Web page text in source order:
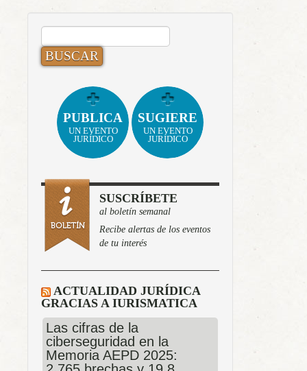
BUSCAR:
PUBLICA
UN EVENTO
JURÍDICO
SUGIERE
UN EVENTO
JURÍDICO
SUSCRÍBETE
al boletín semanal
Recibe alertas de los eventos
de tu interés
ACTUALIDAD JURÍDICA
GRACIAS A IURISMATICA
Las cifras de la
ciberseguridad en la
Memoria AEPD 2025: